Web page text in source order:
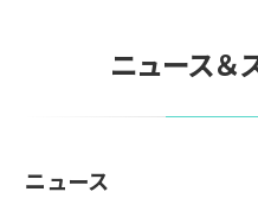
ニュース＆
ニュース